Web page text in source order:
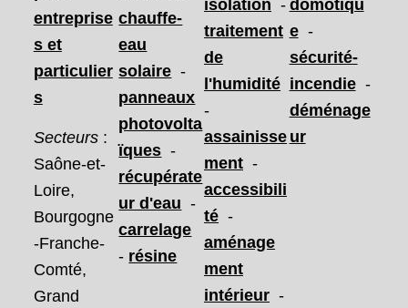
entreprise
s et
particulier
s
Secteurs :
Saône-et-
Loire,
Bourgogne
-Franche-
Comté,
Grand
chauffe-
eau
solaire -
panneaux
photovolta
ïques -
récupérate
ur d'eau -
carrelage
- résine
isolation -
traitement
de
l'humidité
-
assainisse
ment -
accessibili
té -
aménage
ment
intérieur -
domotiqu
e -
sécurité-
incendie -
déménage
ur